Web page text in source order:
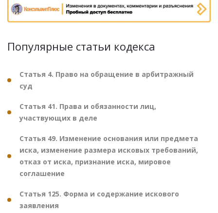
Популярные статьи кодекса
Статья 4. Право на обращение в арбитражный
суд
Статья 41. Права и обязанности лиц,
участвующих в деле
Статья 49. Изменение основания или предмета
иска, изменение размера исковых требований,
отказ от иска, признание иска, мировое
соглашение
Статья 125. Форма и содержание искового
заявления